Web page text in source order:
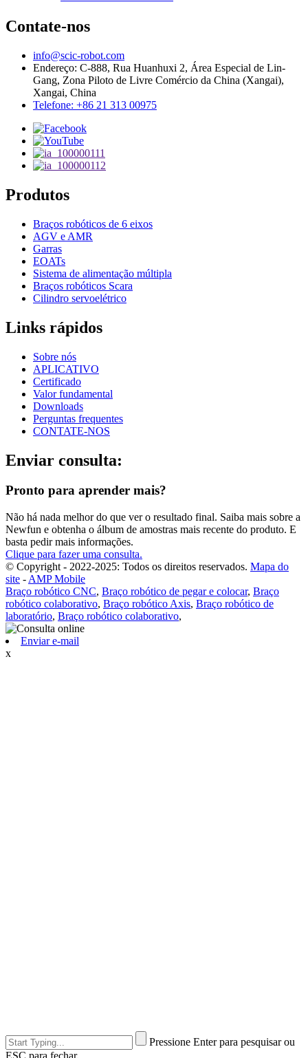
Contate-nos
info@scic-robot.com
Endereço: C-888, Rua Huanhuxi 2, Área Especial de Lin-
Gang, Zona Piloto de Livre Comércio da China (Xangai),
Xangai, China
Telefone: +86 21 313 00975
Produtos
Braços robóticos de 6 eixos
AGV e AMR
Garras
EOATs
Sistema de alimentação múltipla
Braços robóticos Scara
Cilindro servoelétrico
Links rápidos
Sobre nós
APLICATIVO
Certificado
Valor fundamental
Downloads
Perguntas frequentes
CONTATE-NOS
Enviar consulta:
Pronto para aprender mais?
Não há nada melhor do que ver o resultado final. Saiba mais sobre a
Newfun e obtenha o álbum de amostras mais recente do produto. E
basta pedir mais informações.
Clique para fazer uma consulta.
© Copyright - 2022-2025: Todos os direitos reservados. Mapa do
site - AMP Mobile
Braço robótico CNC, Braço robótico de pegar e colocar, Braço
robótico colaborativo, Braço robótico Axis, Braço robótico de
laboratório, Braço robótico colaborativo,
Enviar e-mail
x
Pressione Enter para pesquisar ou